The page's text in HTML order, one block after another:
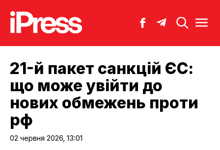
21-й пакет санкцій ЄС:
що може увійти до
нових обмежень проти
рф
02 червня 2026, 13:01